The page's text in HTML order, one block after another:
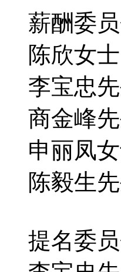
薪酬委
陈欣女
李宝忠
商金峰
申丽凤
陈毅生
提名委